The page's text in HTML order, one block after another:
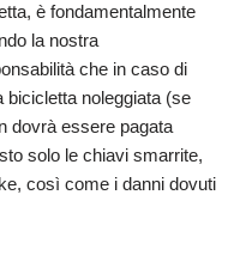
è fondamentalmente
la nostra
che in caso di
bicicletta noleggiata (se
dovrà essere pagata
solo le chiavi smarrite,
così come i danni dovuti